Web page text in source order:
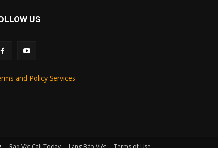
US
and Policy Services
Rao Vặt Cali Today Làng Báo Việt Terms of Use